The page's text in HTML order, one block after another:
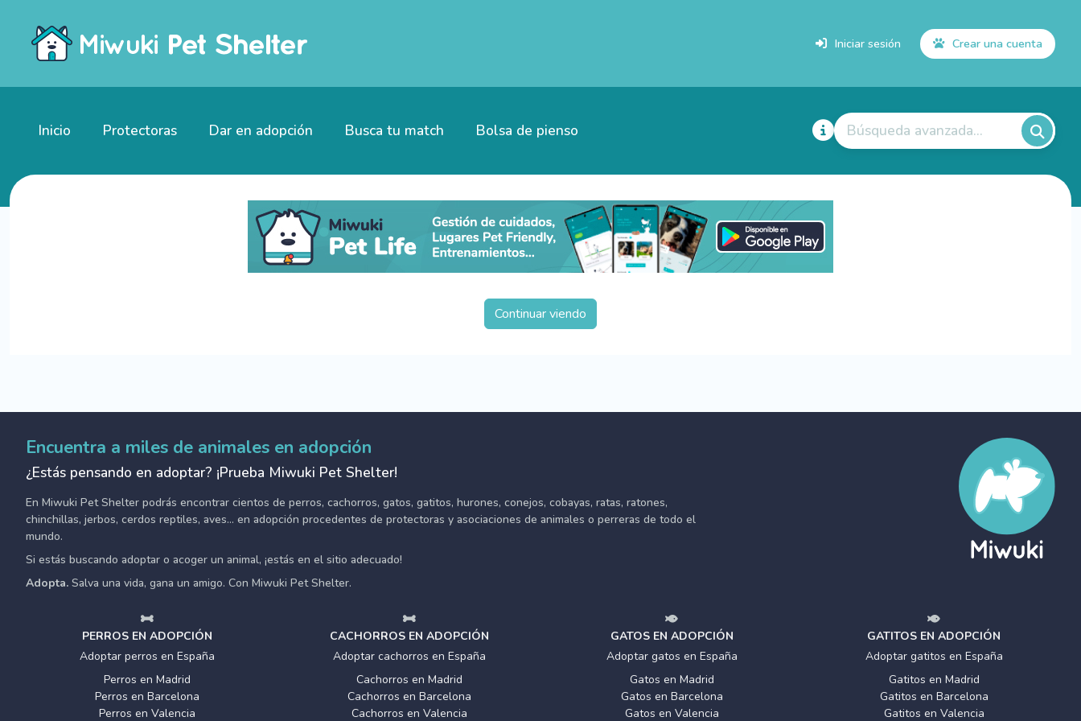
Iniciar sesión Crear una cuenta
Inicio Protectoras Dar en adopción Busca tu match Bolsa de pienso Búsqueda avanzada...
Continuar viendo
Encuentra a miles de animales en adopción
¿Estás pensando en adoptar? ¡Prueba Miwuki Pet Shelter!
En Miwuki Pet Shelter podrás encontrar cientos de perros, cachorros, gatos, gatitos, hurones, conejos, cobayas, ratas, ratones,
chinchillas, jerbos, cerdos reptiles, aves... en adopción procedentes de protectoras y asociaciones de animales o perreras de todo el
mundo.
Si estás buscando adoptar o acoger un animal, ¡estás en el sitio adecuado!
Adopta. Salva una vida, gana un amigo. Con Miwuki Pet Shelter.
PERROS EN ADOPCIÓN
Adoptar perros en España
Perros en Madrid
Perros en Barcelona
Perros en Valencia
CACHORROS EN ADOPCIÓN
Adoptar cachorros en España
Cachorros en Madrid
Cachorros en Barcelona
Cachorros en Valencia
GATOS EN ADOPCIÓN
Adoptar gatos en España
Gatos en Madrid
Gatos en Barcelona
Gatos en Valencia
GATITOS EN ADOPCIÓN
Adoptar gatitos en España
Gatitos en Madrid
Gatitos en Barcelona
Gatitos en Valencia